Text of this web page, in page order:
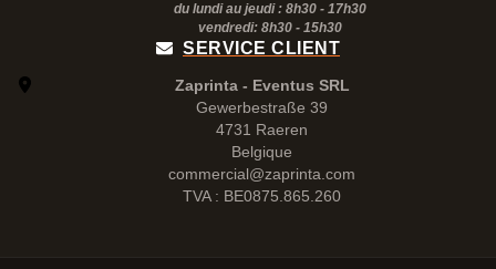
du lundi au jeudi : 8h30 - 17h30
vendredi: 8h30 - 15h30
SERVICE CLIENT
Zaprinta - Eventus SRL
Gewerbestraße 39
4731 Raeren
Belgique
commercial@zaprinta.com
TVA : BE0875.865.260